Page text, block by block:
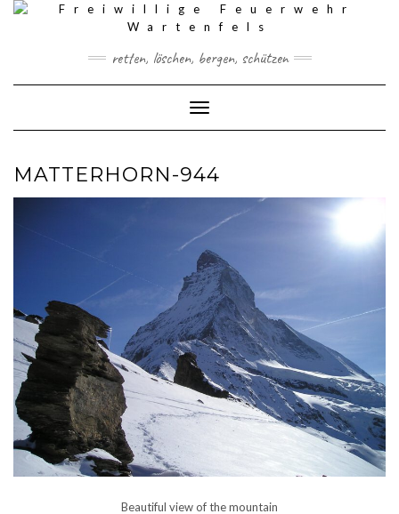
Skip
retten, löschen, bergen, schützen
Toggle Navigation
MATTERHORN-944
Beautiful view of the mountain